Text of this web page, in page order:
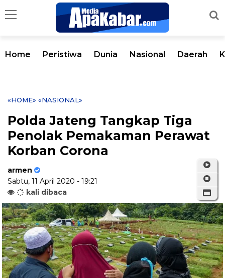
Home Peristiwa Dunia Nasional Daerah
«HOME» «NASIONAL»
Polda Jateng Tangkap Tiga
Penolak Pemakaman Perawat
Korban Corona
armen
Sabtu, 11 April 2020 - 19:21
kali dibaca